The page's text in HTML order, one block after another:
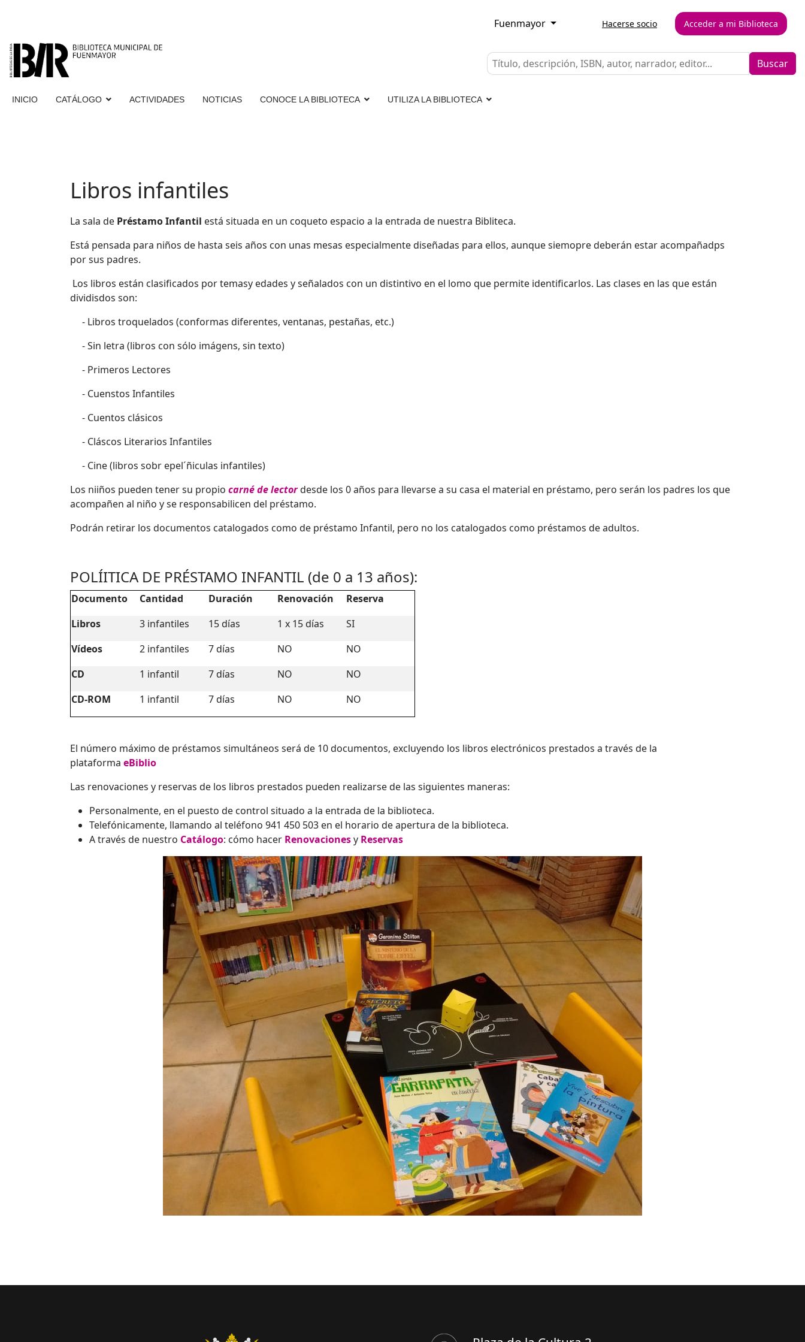
Fuenmayor Hacerse socio Acceder a mi Biblioteca
Buscar
INICIO CATÁLOGO ACTIVIDADES NOTICIAS CONOCE LA BIBLIOTECA UTILIZA LA BIBLIOTECA
Libros infantiles
La sala de Préstamo Infantil está situada en un coqueto espacio a la entrada de nuestra Bibliteca.
Está pensada para niños de hasta seis años con unas mesas especialmente diseñadas para ellos, aunque siemopre deberán estar acompañadps
por sus padres.
Los libros están clasificados por temasy edades y señalados con un distintivo en el lomo que permite identificarlos. Las clases en las que están
dividisdos son:
- Libros troquelados (conformas diferentes, ventanas, pestañas, etc.)
- Sin letra (libros con sólo imágens, sin texto)
- Primeros Lectores
- Cuenstos Infantiles
- Cuentos clásicos
- Cláscos Literarios Infantiles
- Cine (libros sobr epel´ñiculas infantiles)
Los niiños pueden tener su propio carné de lectordesde los 0 años para llevarse a su casa el material en préstamo, pero serán los padres los que
acompañen al niño y se responsabilicen del préstamo.
Podrán retirar los documentos catalogados como de préstamo Infantil, pero no los catalogados como préstamos de adultos.
POLÍITICA DE PRÉSTAMO INFANTIL (de 0 a 13 años):
Documento Cantidad Duración Renovación
Reserva
Libros
3 infantiles 15 días 1 x 15 días
SI
Vídeos
2 infantiles 7 días NO
NO
CD
1 infantil 7 días NO
NO
CD-ROM
1 infantil 7 días NO NO
El número máximo de préstamos simultáneos será de 10 documentos, excluyendo los libros electrónicos prestados a través de la
plataforma eBiblio
Las renovaciones y reservas de los libros prestados pueden realizarse de las siguientes maneras:
Personalmente, en el puesto de control situado a la entrada de la biblioteca.
Telefónicamente, llamando al teléfono 941 450 503 en el horario de apertura de la biblioteca.
A través de nuestro Catálogo: cómo hacer Renovacionesy Reservas